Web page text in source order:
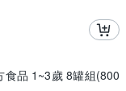
食品 1~3歲 8罐組(800